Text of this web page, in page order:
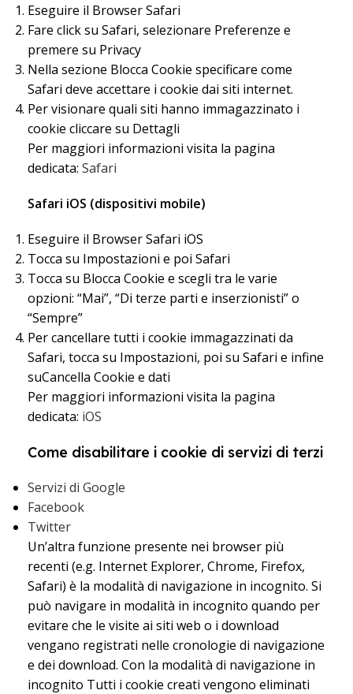
Eseguire il Browser Safari
Fare click su Safari, selezionare Preferenze e
premere su Privacy
Nella sezione Blocca Cookie specificare come
Safari deve accettare i cookie dai siti internet.
Per visionare quali siti hanno immagazzinato i
cookie cliccare su Dettagli
Per maggiori informazioni visita la pagina
dedicata: Safari
Safari iOS (dispositivi mobile)
Eseguire il Browser Safari iOS
Tocca su Impostazioni e poi Safari
Tocca su Blocca Cookie e scegli tra le varie
opzioni: “Mai”, “Di terze parti e inserzionisti” o
“Sempre”
Per cancellare tutti i cookie immagazzinati da
Safari, tocca su Impostazioni, poi su Safari e infine
suCancella Cookie e dati
Per maggiori informazioni visita la pagina
dedicata: iOS
Come disabilitare i cookie di servizi di terzi
Servizi di Google
Facebook
Twitter
Un’altra funzione presente nei browser più
recenti (e.g. Internet Explorer, Chrome, Firefox,
Safari) è la modalità di navigazione in incognito. Si
può navigare in modalità in incognito quando per
evitare che le visite ai siti web o i download
vengano registrati nelle cronologie di navigazione
e dei download. Con la modalità di navigazione in
incognito Tutti i cookie creati vengono eliminati